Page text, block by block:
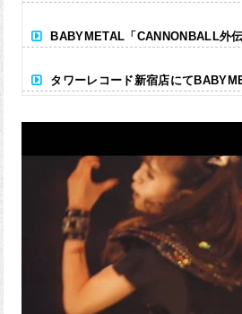
BABYMETAL「CANNONBALL外
タワーレコード新宿店にて